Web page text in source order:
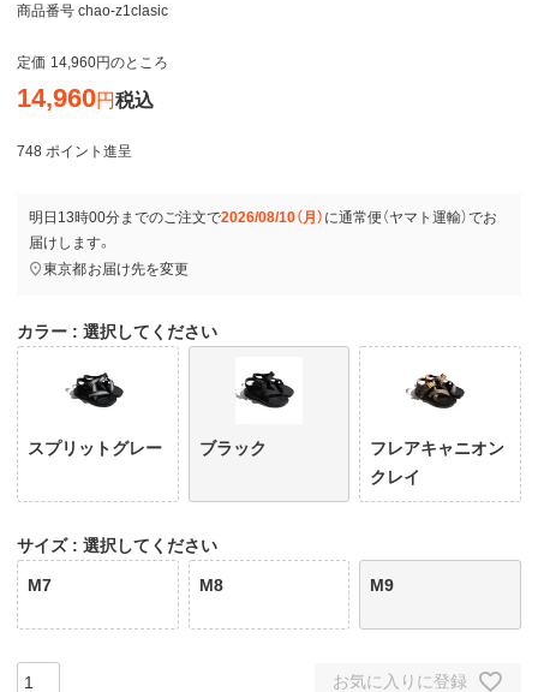
商品番号 chao-z1clasic
定価 14,960 のところ
14,960 税込
748 ポイント進呈
明日 13時00分までのご注文で2026/08/10（月） に通常便（ヤマト運輸）でお
届けします。
東京都お届け先を変更
カラー 選択してください
スプリットグレー ブラック
フレアキャニオン
クレイ
サイズ 選択してください
M7 M8 M9
お気に入りに登録